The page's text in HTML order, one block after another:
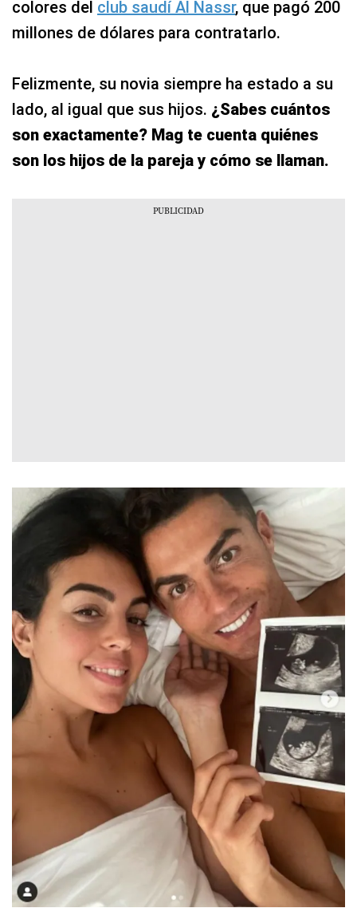
colores del club saudí Al Nassr, que pagó 200
millones de dólares para contratarlo.
Felizmente, su novia siempre ha estado a su
lado, al igual que sus hijos. ¿Sabes cuántos
son exactamente? Mag te cuenta quiénes
son los hijos de la pareja y cómo se llaman.